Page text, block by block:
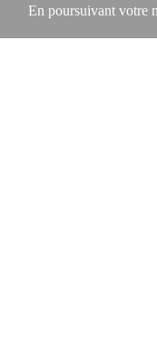
En poursuivant votre